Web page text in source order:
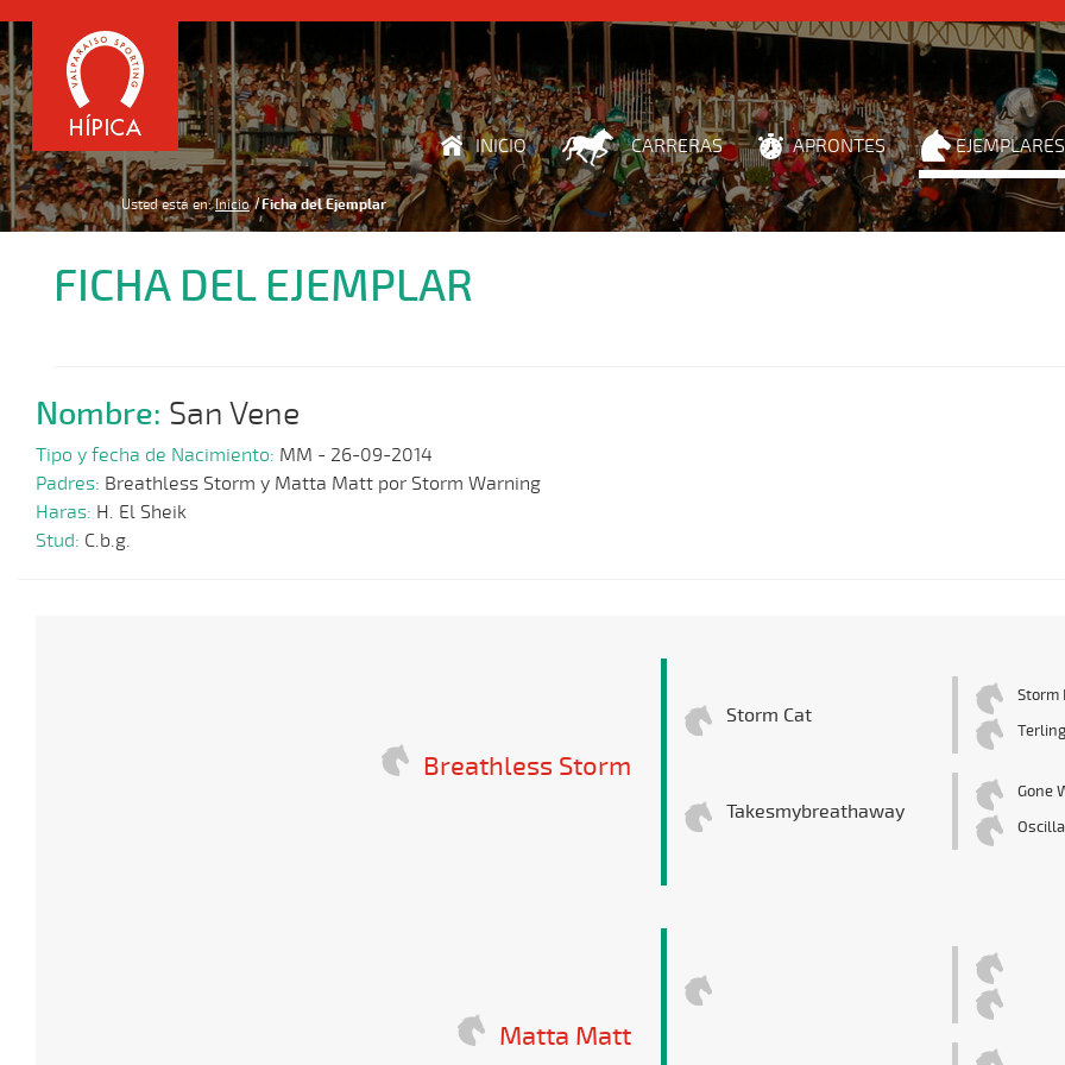
INICIO CARRERAS APRONTES EJEMPLARES
Usted está en: Inicio Ficha del Ejemplar
FICHA DEL EJEMPLAR
Nombre: San Vene
Tipo y fecha de Nacimiento: MM - 26-09-2014
Padres: Breathless Storm y Matta Matt por Storm Warning
Haras: H. El Sheik
Stud: C.b.g.
Breathless Storm
Storm Cat
Storm
Takesmybreathaway
Gone
Matta Matt